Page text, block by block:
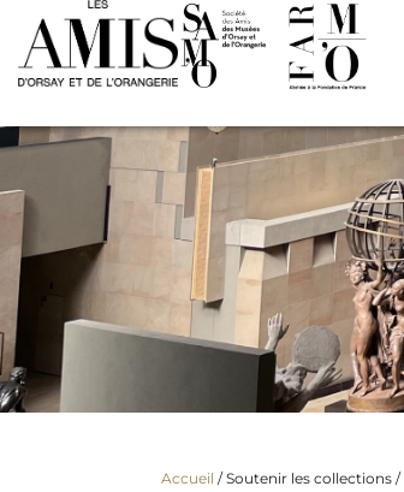
Accueil / Soutenir les collections /